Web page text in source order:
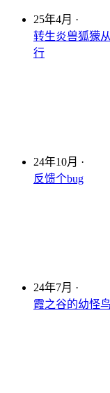
25年4月 ·
转生炎兽狐獴
行
24年10月 ·
反馈个bug
24年7月 ·
霞之谷的幼怪